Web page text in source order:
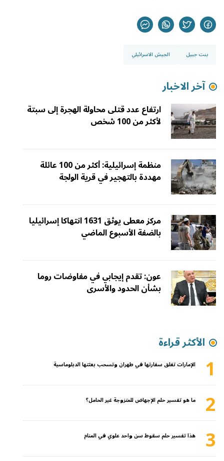
بنت جبيل الجيش الاسرائيلي
آخر الاخبار
ارتفاع عدد قتلى محاولة الهجرة إلى سبتة
لأكثر من 100 شخص
منظمة إسرائيلية: أكثر من 100 عائلة
مهددة بالتهجير في قرية الولجة
مركز معطى يوثق 1631 انتهاكا إسرائيليا
بالضفة الأسبوع الماضي
عون: تقدم إيجابي في مفاوضات روما
بشأن الحدود والأسرى
الأكثر قراءة
1 الإمارات تغلق سفارتها في طهران وتسحب بعثتها الدبلوماسية
2 ما هو تفسير حلم الإجهاض للمتزوجة غير الحامل؟
3 هذا تفسير حلم سقوط سن واحد علوي في المنام